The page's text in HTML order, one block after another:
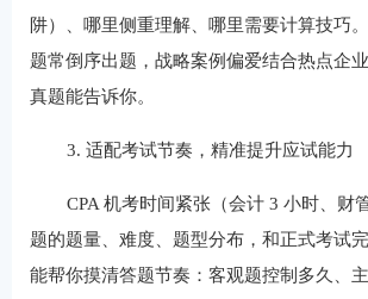
阱）、哪里侧重理解、哪里需要计算技巧
题常倒序出题，战略案例偏爱结合热点企
真题能告诉你。
3. 适配考试节奏，精准提升应试能力
CPA 机考时间紧张（会计 3 小时、财
题的题量、难度、题型分布，和正式考试
能帮你摸清答题节奏：客观题控制多久、